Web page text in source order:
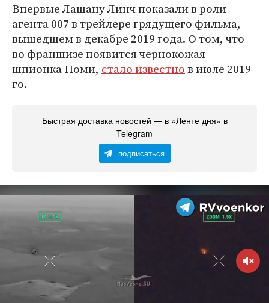
Впервые Лашану Линч показали в роли
агента 007 в трейлере грядущего фильма,
вышедшем в декабре 2019 года. О том, что
во франшизе появится чернокожая
шпионка Номи, стало известнов июле 2019-
го.
Быстрая доставка новостей — в «Ленте дня» в
Telegram
подписаться